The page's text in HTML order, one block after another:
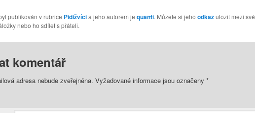
publikován v rubrice Pidižvícia jeho autorem je quanti. Můžete si jeho odkazuložit mezi své
nebo ho sdílet s přáteli.
komentář
adresa nebude zveřejněna. Vyžadované informace jsou označeny *